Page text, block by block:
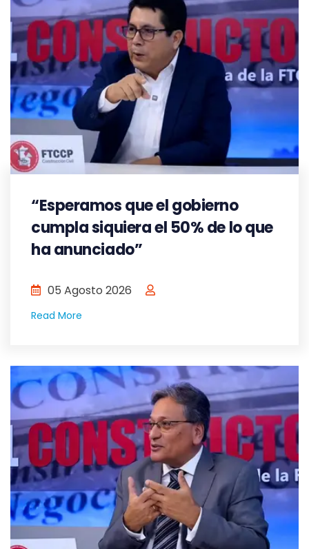
“Esperamos que el gobierno
cumpla siquiera el 50% de lo que
ha anunciado”
05 Agosto 2026
Read More